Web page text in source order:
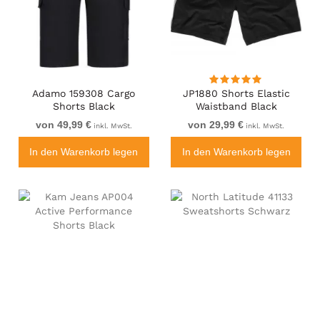
Adamo 159308 Cargo
Shorts Black
von 49,99 €inkl. MwSt.
In den Warenkorb legen
JP1880 Shorts Elastic
Waistband Black
von 29,99 € inkl. MwSt.
In den Warenkorb legen